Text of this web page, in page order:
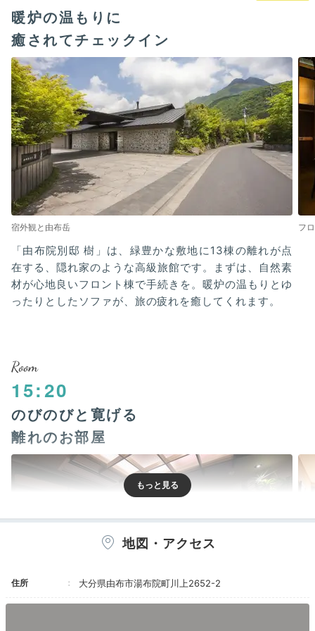
暖炉の温もりに
癒されてチェックイン
宿外観と由布岳 フ
「由布院別邸 樹」は、緑豊かな敷地に13棟の離れが点
在する、隠れ家のような高級旅館です。まずは、自然素
材が心地良いフロント棟で手続きを。暖炉の温もりとゆ
ったりとしたソファが、旅の疲れを癒してくれます。
Room
15:20
のびのびと寛げる
離れのお部屋
地図・アクセス
住所 大分県由布市湯布院町川上2652-2